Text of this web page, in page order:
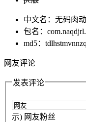
中文名：无码肉
包名：
md5：
网友评论
发表评论
示) 网友粉丝